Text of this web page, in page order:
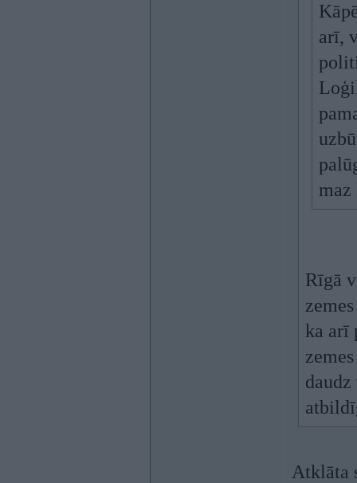
arī,
maz
Rīgā
ka arī
Atklāta